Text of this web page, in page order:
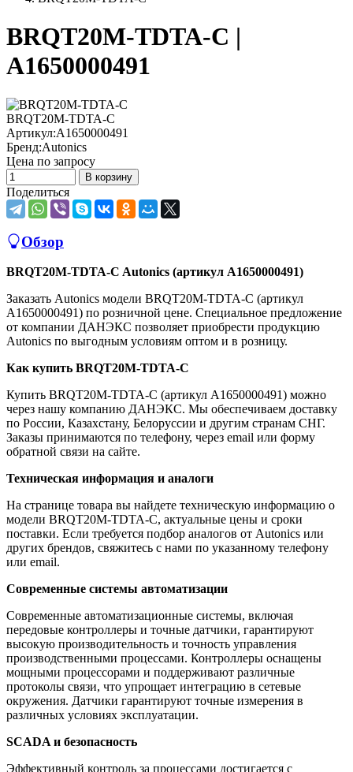
BRQT20M-TDTA-C |
A1650000491
BRQT20M-TDTA-C
Артикул:A1650000491
Бренд:Autonics
Цена по запросу
В корзину
Поделиться
Обзор
BRQT20M-TDTA-C Autonics (артикул A1650000491)
Заказать Autonics модели BRQT20M-TDTA-C (артикул
A1650000491) по розничной цене. Специальное предложение
от компании ДАНЭКС позволяет приобрести продукцию
Autonics по выгодным условиям оптом и в розницу.
Как купить BRQT20M-TDTA-C
Купить BRQT20M-TDTA-C (артикул A1650000491) можно
через нашу компанию ДАНЭКС. Мы обеспечиваем доставку
по России, Казахстану, Белоруссии и другим странам СНГ.
Заказы принимаются по телефону, через email или форму
обратной связи на сайте.
Техническая информация и аналоги
На странице товара вы найдете техническую информацию о
модели BRQT20M-TDTA-C, актуальные цены и сроки
поставки. Если требуется подбор аналогов от Autonics или
других брендов, свяжитесь с нами по указанному телефону
или email.
Современные системы автоматизации
Современные автоматизационные системы, включая
передовые контроллеры и точные датчики, гарантируют
высокую производительность и точность управления
производственными процессами. Контроллеры оснащены
мощными процессорами и поддерживают различные
протоколы связи, что упрощает интеграцию в сетевые
окружения. Датчики гарантируют точные измерения в
различных условиях эксплуатации.
SCADA и безопасность
Эффективный контроль за процессами достигается с